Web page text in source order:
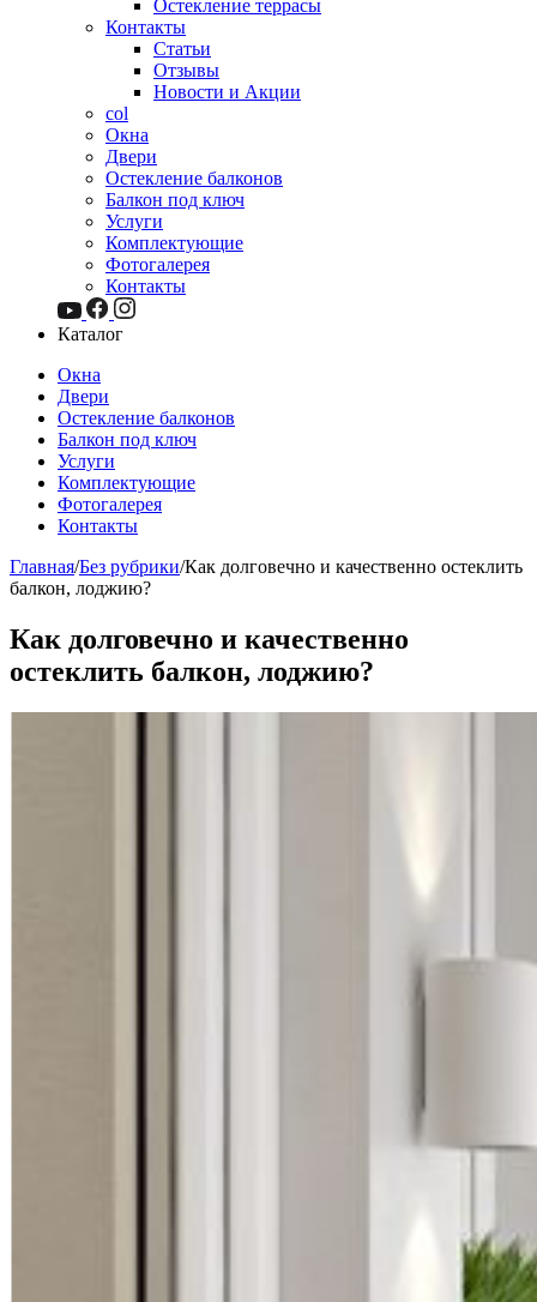
Остекление террасы
Контакты
Статьи
Отзывы
Новости и Акции
col
Окна
Двери
Остекление балконов
Балкон под ключ
Услуги
Комплектующие
Фотогалерея
Контакты
Каталог
Окна
Двери
Остекление балконов
Балкон под ключ
Услуги
Комплектующие
Фотогалерея
Контакты
Главная/Без рубрики/Как долговечно и качественно остеклить
балкон, лоджию?
Как долговечно и качественно
остеклить балкон, лоджию?